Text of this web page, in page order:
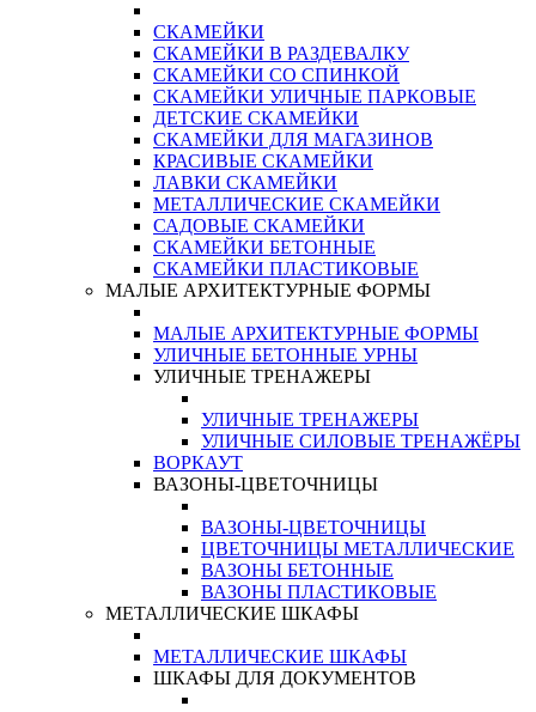
СКАМЕЙКИ
СКАМЕЙКИ В РАЗДЕВАЛКУ
СКАМЕЙКИ СО СПИНКОЙ
СКАМЕЙКИ УЛИЧНЫЕ ПАРКОВЫЕ
ДЕТСКИЕ СКАМЕЙКИ
СКАМЕЙКИ ДЛЯ МАГАЗИНОВ
КРАСИВЫЕ СКАМЕЙКИ
ЛАВКИ СКАМЕЙКИ
МЕТАЛЛИЧЕСКИЕ СКАМЕЙКИ
САДОВЫЕ СКАМЕЙКИ
СКАМЕЙКИ БЕТОННЫЕ
СКАМЕЙКИ ПЛАСТИКОВЫЕ
МАЛЫЕ АРХИТЕКТУРНЫЕ ФОРМЫ
МАЛЫЕ АРХИТЕКТУРНЫЕ ФОРМЫ
УЛИЧНЫЕ БЕТОННЫЕ УРНЫ
УЛИЧНЫЕ ТРЕНАЖЕРЫ
УЛИЧНЫЕ ТРЕНАЖЕРЫ
УЛИЧНЫЕ СИЛОВЫЕ ТРЕНАЖЁРЫ
ВОРКАУТ
ВАЗОНЫ-ЦВЕТОЧНИЦЫ
ВАЗОНЫ-ЦВЕТОЧНИЦЫ
ЦВЕТОЧНИЦЫ МЕТАЛЛИЧЕСКИЕ
ВАЗОНЫ БЕТОННЫЕ
ВАЗОНЫ ПЛАСТИКОВЫЕ
МЕТАЛЛИЧЕСКИЕ ШКАФЫ
МЕТАЛЛИЧЕСКИЕ ШКАФЫ
ШКАФЫ ДЛЯ ДОКУМЕНТОВ